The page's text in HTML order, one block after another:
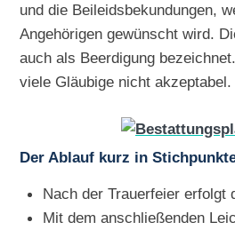
und die Beileidsbekundungen,
Angehörigen gewünscht wird.
auch als Beerdigung
viele Gläubige nicht akzeptabel.
Der Ablauf kurz in
Nach der Trauerfeier erfolgt
Mit dem anschließenden